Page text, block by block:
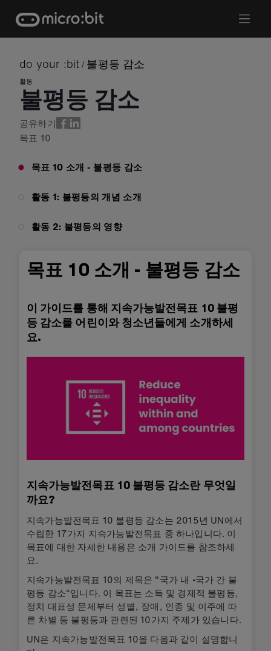
content
do your :bit / 불평등 감소
활동
불평등 감소
공유하기
목표 10
목표 10 소개 - 불평등 감소
활동 1: 불평등의 개념 소개
활동 2: 불평등의 영향
목표 10 소개 - 불평등 감소
이 가이드를 통해 지속가능발전목표 10 불평
등 감소를 어린이와 청소년들에게 소개하세
요.
지속가능발전목표 10 불평등 감소란 무엇일
까요?
지속가능발전목표 10 불평등 감소는 2015년 UN에서
수립한 17가지 지속가능발전목표 중 하나입니다. 이
목표에 대한 자세한 내용은 소개 가이드를 참조하세
요.
지속가능발전목표 10의 제목은 "국가 내 ∙국가 간 불
평등 감소"입니다. 이 목표는 소득 및 경제적 불평등,
정치 대표성 문제부터 성별, 장애, 인종 및 이주에 따
른 차별 등 불평등과 관련된 10가지 주제가 있습니다.
UN은 지속가능발전목표 10을 다음과 같이 설명합니